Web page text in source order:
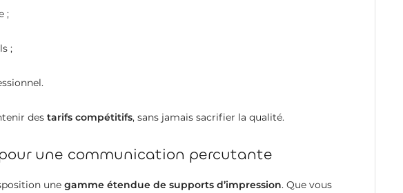
;
;
des tarifs compétitifs, sans jamais sacrifier la qualité.
une communication percutante
une gamme étendue de supports d’impression. Que vous